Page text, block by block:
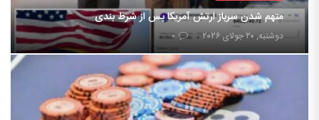
متهم شدن سرباز ارتش آمریکا پس از شرط بندی
دوشنبه, ۲۰ جولای ۲۰۲۶ ۰